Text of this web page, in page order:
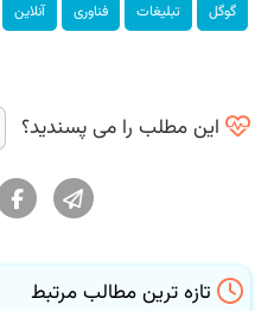
گوگل تبلیغات فناوری آنلاین
این مطلب را می پسندید؟
تازه ترین مطالب مرتبط